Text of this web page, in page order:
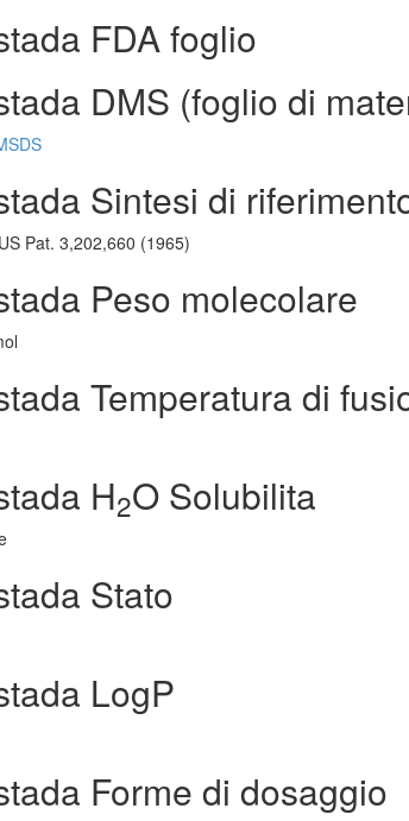
FDA foglio
DMS (foglio di
Sintesi di
Pat. 3,202,660 (1965)
Peso molecolare
Temperatura di
H2O Solubilita
Stato
LogP
Forme di dosaggio